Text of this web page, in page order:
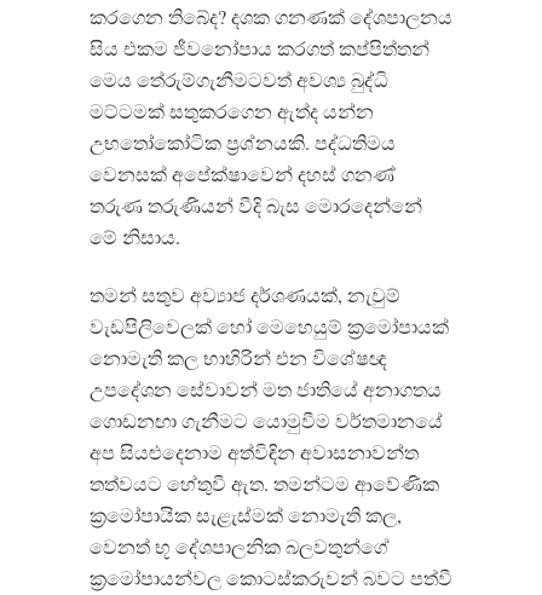
කරගෙන තිබේද? දශක ගනණක් දේශපාලනය
සිය එකම ජීවනෝපාය කරගත් කප්පිත්තන්
මෙය තේරුම්ගැනීමටවත් අවශ්‍ය බුද්ධි
මට්ටමක් සතුකරගෙන ඇත්ද යන්න
උභතෝකෝටික ප්‍රශ්නයකි. පද්ධතිමය
වෙනසක් අපේක්ෂාවෙන් දහස් ගනණ්
තරුණ තරුණියන් වීදි බැස මොරදෙන්නේ
මේ නිසාය.
තමන් සතුව අව්‍යාජ දර්ශණයක්, නැවුම්
වැඩපිලිවෙලක් හෝ මෙහෙයුම් ක්‍රමෝපායක්
නොමැති කල භාහිරින් එන විශේෂඥ
උපදේශන සේවාවන් මත ජාතියේ අනාගතය
ගොඩනඟා ගැනීමට යොමුවීම වර්තමානයේ
අප සියළුදෙනාම අත්විඳින අවාසනාවන්ත
තත්වයට හේතුවී ඇත. තමන්ටම ආවේණික
ක්‍රමෝපායික සැළැස්මක් නොමැති කල,
වෙනත් භූ දේශපාලනික බලවතුන්ගේ
ක්‍රමෝපායන්වල කොටස්කරුවන් බවට පත්වී